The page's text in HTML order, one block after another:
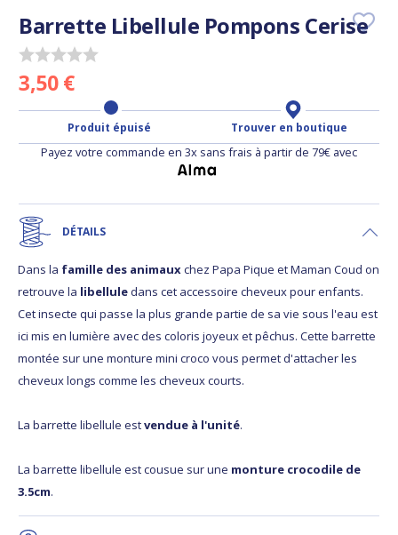
Barrette Libellule Pompons Cerise
3,50 €
Produit épuisé Trouver en boutique
Payez votre commande en 3x sans frais à partir de 79€ avec
DÉTAILS
Dans la famille des animauxchez Papa Pique et Maman Coud on
retrouve la libelluledans cet accessoire cheveux pour enfants.
Cet insecte qui passe la plus grande partie de sa vie sous l'eau est
ici mis en lumière avec des coloris joyeux et pêchus. Cette barrette
montée sur une monture mini croco vous permet d'attacher les
cheveux longs comme les cheveux courts.
La barrette libellule estvendue à l'unité.
La barrette libellule est cousue sur une monture crocodile de
3.5cm.